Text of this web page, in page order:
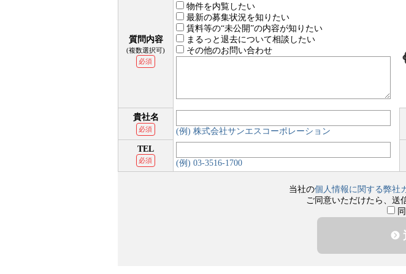
質問内容
(複数選択可)
必須
物件を内覧したい
最新の募集状況を知りたい
賃料等の“未公開”の内容が知りたい
まるっと退去について相談したい
その他のお問い合わせ
貴社名
必須 (例) 株式会社サンエスコーポレーション
TEL
必須 (例) 03-3516-1700
当社の個人情報に関する弊社
ご同意いただけたら、送
同